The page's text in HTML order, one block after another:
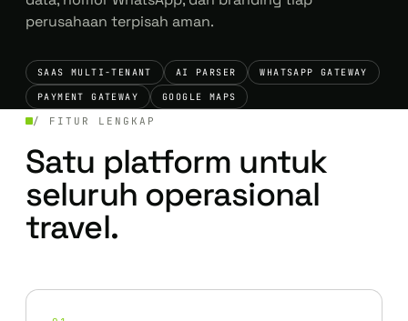
perusahaan terpisah aman.
SAAS MULTI-TENANT AI PARSER WHATSAPP GATEWAY
PAYMENT GATEWAY GOOGLE MAPS
/ FITUR LENGKAP
Satu platform untuk
seluruh operasional
travel.